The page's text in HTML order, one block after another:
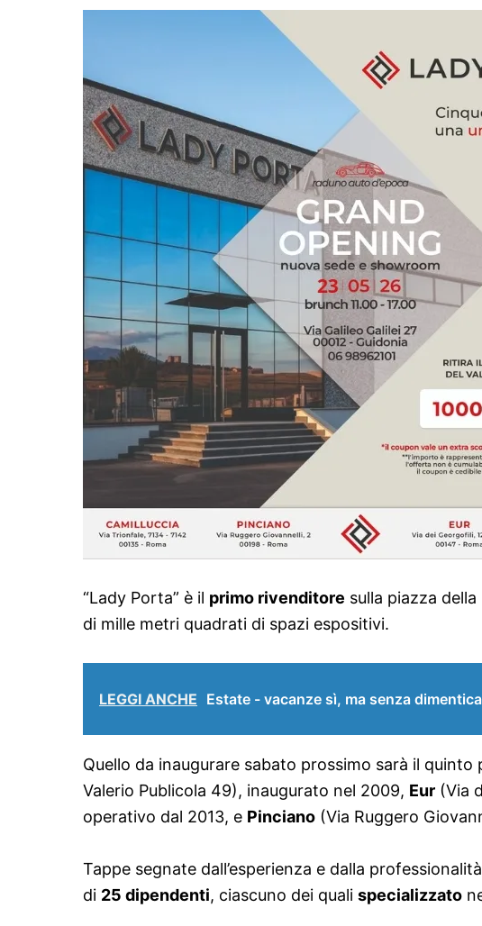
“Lady Porta” è il primo rivenditore sulla piazza
di mille metri quadrati di spazi espositivi.
LEGGI ANCHE Estate - vacanze sì, ma senza
Quello da inaugurare sabato prossimo sarà il
Valerio Publicola 49), inaugurato nel 2009, Eur (Via
operativo dal 2013, e Pinciano (Via Ruggero
Tappe segnate dall’esperienza e dalla
di 25 dipendenti, ciascuno dei quali specializzato